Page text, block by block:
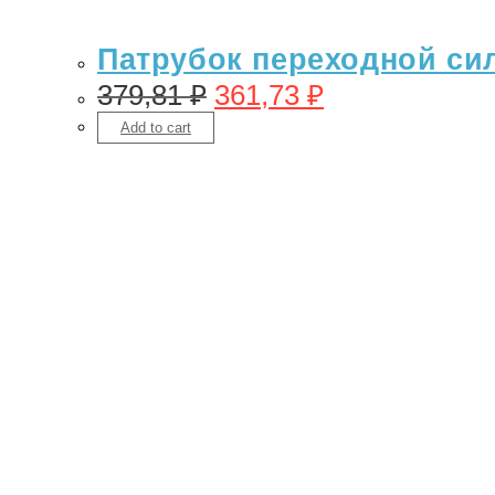
Патрубок переходной
379,81₽ 361,73 ₽
Add to cart